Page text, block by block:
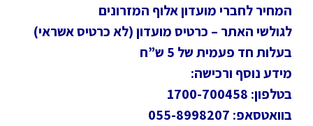
המחיר לחברי מועדון אלוף המזרונים
לגולשי האתר – כרטיס מועדון (לא כרטיס אשראי)
בעלות חד פעמית של 5 ש”ח
מידע נוסף ורכישה:
בטלפון: 1700-700458
בוואטסאפ: 055-8998207